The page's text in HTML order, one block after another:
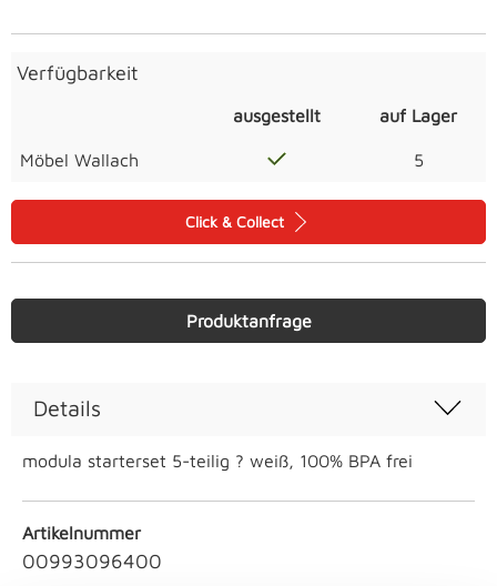
Verfügbarkeit
ausgestellt auf Lager
Möbel Wallach 5
Click & Collect
Produktanfrage
Details
modula starterset 5-teilig ? weiß, 100% BPA frei
Artikelnummer
00993096400